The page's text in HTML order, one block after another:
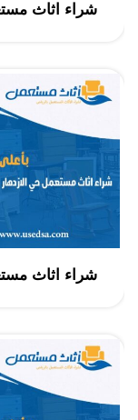
شراء اثاث
شراء اثاث